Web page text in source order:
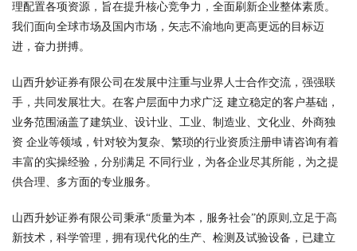
理配置各项资源，旨在提升核心竞争力，全面刷新企业整体素质。
我们面向全球市场及国内市场，矢志不渝地向更高更远的目标迈
进，奋力拼搏。
山西升妙证券有限公司在发展中注重与业界人士合作交流，强强联
手，共同发展壮大。在客户层面中力求广泛 建立稳定的客户基础，
业务范围涵盖了建筑业、设计业、工业、制造业、文化业、外商独
资 企业等领域，针对较为复杂、繁琐的行业资质注册申请咨询有着
丰富的实操经验，分别满足 不同行业，为各企业尽其所能，为之提
供合理、多方面的专业服务。
山西升妙证券有限公司秉承“质量为本，服务社会”的原则,立足于高
新技术，科学管理，拥有现代化的生产、检测及试验设备，已建立